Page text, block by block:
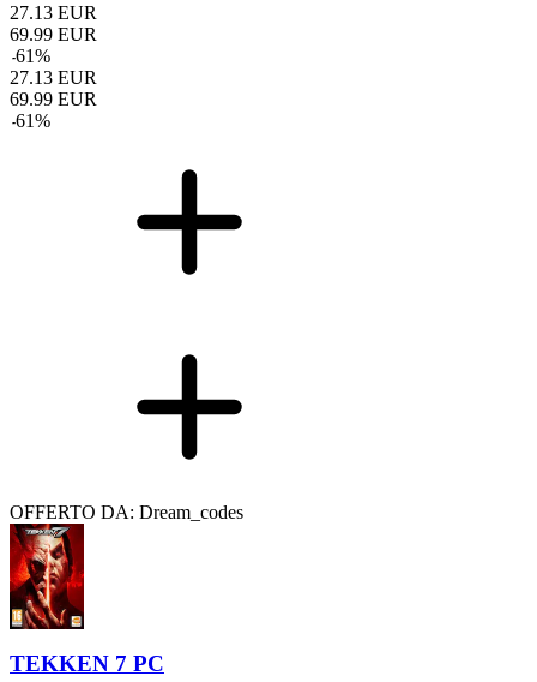
27.13 EUR
69.99 EUR
-61%
27.13 EUR
69.99 EUR
-61%
OFFERTO DA: Dream_codes
TEKKEN 7 PC